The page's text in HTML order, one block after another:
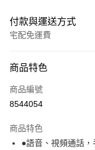
付款與運送方式
宅配免運費
全家線上支付
運送方式
本島宅配-活動商品
免運費
商品特色
商品編號
8544054
商品特色
●語音、視頻通話